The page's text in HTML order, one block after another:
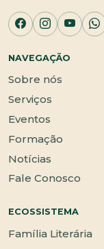
NAVEGAÇÃO
Sobre nós
Serviços
Eventos
Formação
Notícias
Fale Conosco
ECOSSISTEMA
Família Literária